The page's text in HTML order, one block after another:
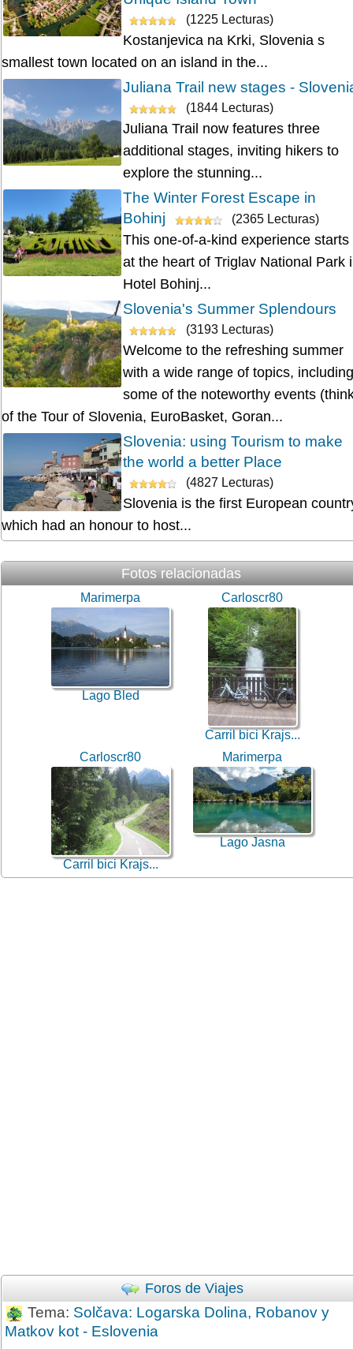
(1225 Lecturas)
Kostanjevica na Krki, Slovenia s
smallest town located on an island in the...
Juliana Trail new stages -
(1844 Lecturas)
Juliana Trail now features three
additional stages, inviting hikers to
explore the stunning...
The Winter Forest Escape in
Bohinj
(2365 Lecturas)
This one-of-a-kind experience starts
at the heart of Triglav National Park
Hotel Bohinj...
Slovenia's Summer Splendours
(3193 Lecturas)
Welcome to the refreshing summer
with a wide range of topics, including
some of the noteworthy events
of the Tour of Slovenia, EuroBasket, Goran...
Slovenia: using Tourism to make
the world a better Place
(4827 Lecturas)
Slovenia is the first European
which had an honour to host...
Fotos relacionadas
Marimerpa
Lago Bled
Carloscr80
Carril bici Krajs...
Carloscr80
Carril bici Krajs...
Marimerpa
Lago Jasna
Foros de Viajes
Tema: Solčava: Logarska Dolina, Robanov y
Matkov kot - Eslovenia